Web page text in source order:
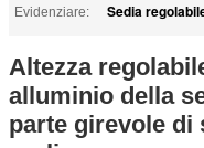
Evidenziare:
Sedia
Altezza
alluminio della
parte girevole di